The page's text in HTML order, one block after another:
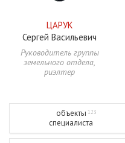
ЦАРУК
Сергей Васильевич
Руководитель группы
земельного отдела,
риэлтер
объекты 123
специалиста